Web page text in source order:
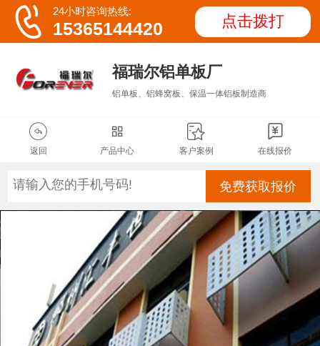
 24小时咨询热线:
15365144420 点击拨打
福瑞尔铝单板厂
铝单板、铝蜂窝板、保温一体铝板制造商

返回

产品中心

客户案例

在线报价
免费获取报价